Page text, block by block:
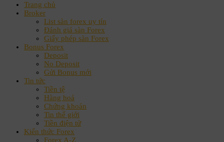
Trang chủ
Broker
List sàn forex uy tín
Đánh giá sàn Forex
Giấy phép sàn Forex
Bonus Forex
Deposit
No Deposit
Gửi Bonus mới
Tin tức
Tiền tệ
Hàng hoá
Chứng khoán
Tin thế giới
Tiền điện tử
Kiến thức Forex
Forex A-Z